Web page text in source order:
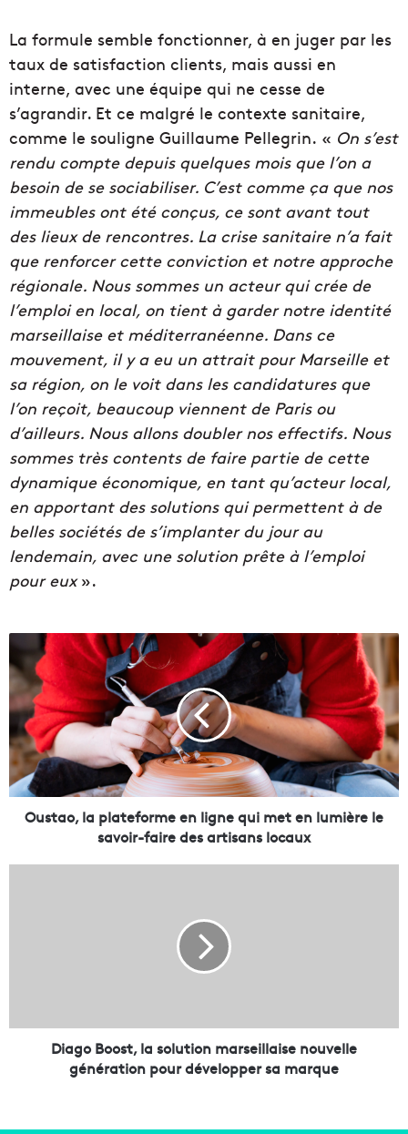
La formule semble fonctionner, à en juger par les
taux de satisfaction clients, mais aussi en
interne, avec une équipe qui ne cesse de
s’agrandir. Et ce malgré le contexte sanitaire,
comme le souligne Guillaume Pellegrin. « On s’est
rendu compte depuis quelques mois que l’on a
besoin de se sociabiliser. C’est comme ça que nos
immeubles ont été conçus, ce sont avant tout
des lieux de rencontres. La crise sanitaire n’a fait
que renforcer cette conviction et notre approche
régionale. Nous sommes un acteur qui crée de
l’emploi en local, on tient à garder notre identité
marseillaise et méditerranéenne. Dans ce
mouvement, il y a eu un attrait pour Marseille et
sa région, on le voit dans les candidatures que
l’on reçoit, beaucoup viennent de Paris ou
d’ailleurs. Nous allons doubler nos effectifs. Nous
sommes très contents de faire partie de cette
dynamique économique, en tant qu’acteur local,
en apportant des solutions qui permettent à de
belles sociétés de s’implanter du jour au
lendemain, avec une solution prête à l’emploi
pour eux».
O
u
s
t
a
o
,
l
a
n
Oustao, la plateforme en ligne qui met en lumière le
savoir-faire des artisans locaux
s
Diago Boost, la solution marseillaise nouvelle
génération pour développer sa marque